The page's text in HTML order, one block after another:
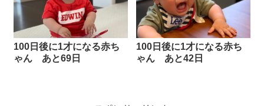
100日後に1才になる赤ち
ゃん あと69日
100日後に1才になる赤ち
ゃん あと42日